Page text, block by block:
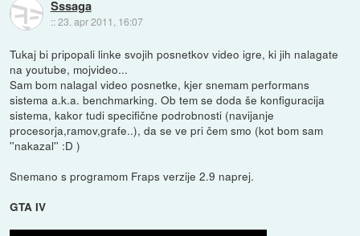
Sssaga
::23. apr 2011, 16:07
Tukaj bi pripopali linke svojih posnetkov video igre, ki jih nalagate
na youtube, mojvideo...
Sam bom nalagal video posnetke, kjer snemam performans
sistema a.k.a. benchmarking. Ob tem se doda še konfiguracija
sistema, kakor tudi specifične podrobnosti (navijanje
procesorja,ramov,grafe..), da se ve pri čem smo (kot bom sam
''nakazal'' :D )
Snemano s programom Fraps verzije 2.9 naprej.
GTA IV